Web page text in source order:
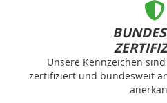
Unsere Kennzeichen
zertifiziert und bundesweit